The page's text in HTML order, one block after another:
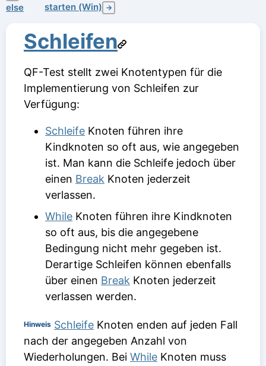
else
starten (Win) →
Schleifen
QF-Test stellt zwei Knotentypen für die
Implementierung von Schleifen zur
Verfügung:
Schleife Knoten führen ihre
Kindknoten so oft aus, wie angegeben
ist. Man kann die Schleife jedoch über
einen Break Knoten jederzeit
verlassen.
While Knoten führen ihre Kindknoten
so oft aus, bis die angegebene
Bedingung nicht mehr gegeben ist.
Derartige Schleifen können ebenfalls
über einen Break Knoten jederzeit
verlassen werden.
Hinweis Schleife Knoten enden auf jeden Fall
nach der angegeben Anzahl von
Wiederholungen. Bei While Knoten muss